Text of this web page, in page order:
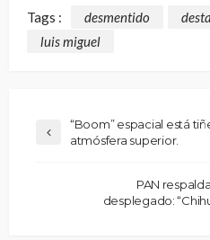
Tags : desmentido
luis miguel
“Boom” espacial está
atmósfera superior.
PAN
desplegado: